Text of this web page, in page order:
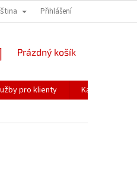
ZBOŽÍ KORESPONDENČNÍ
Přihlášení
NÁKUPNÍ
Prázdný košík
pro klienty
Katalogy